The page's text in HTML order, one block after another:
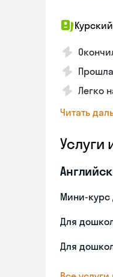
Легко
Читать
Услуги
Мини-курс
Для
Для